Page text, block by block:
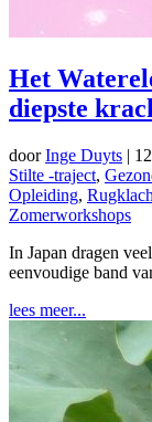
Het
diepste
doorInge Duyts |
Stilte -traject,
Opleiding,
Zomerworkshops
In Japan dragen
eenvoudige band
lees meer...